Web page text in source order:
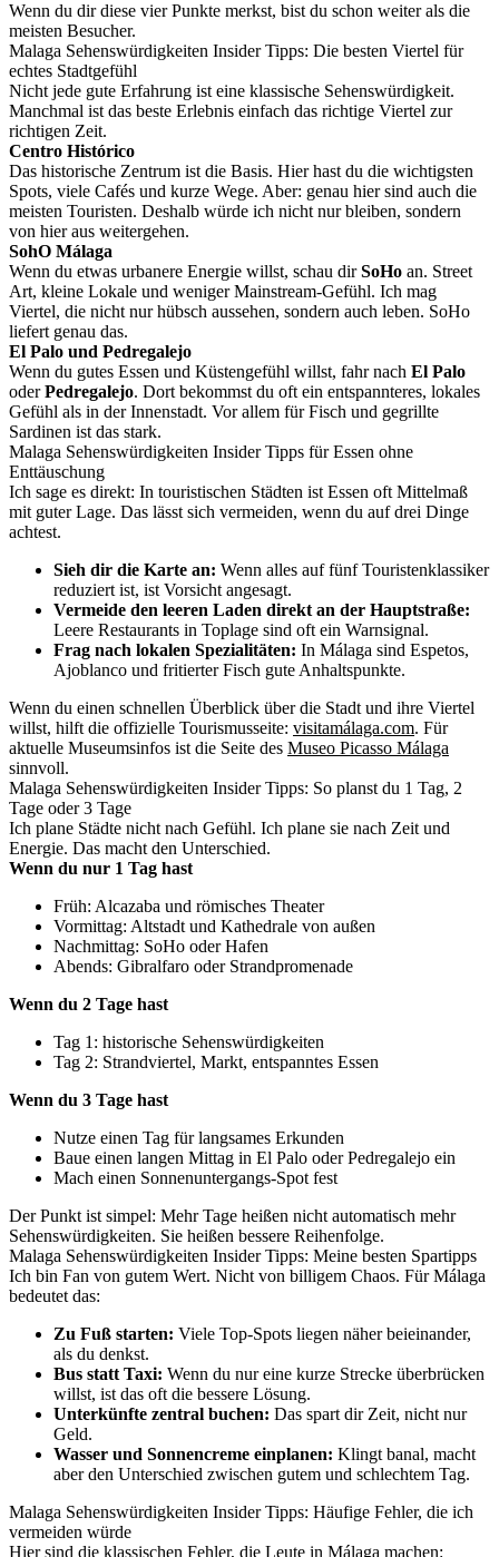
Wenn du dir diese vier Punkte merkst, bist du schon weiter als die
meisten Besucher.
Malaga Sehenswürdigkeiten Insider Tipps: Die besten Viertel für
echtes Stadtgefühl
Nicht jede gute Erfahrung ist eine klassische Sehenswürdigkeit.
Manchmal ist das beste Erlebnis einfach das richtige Viertel zur
richtigen Zeit.
Centro Histórico
Das historische Zentrum ist die Basis. Hier hast du die wichtigsten
Spots, viele Cafés und kurze Wege. Aber: genau hier sind auch die
meisten Touristen. Deshalb würde ich nicht nur bleiben, sondern
von hier aus weitergehen.
SohO Málaga
Wenn du etwas urbanere Energie willst, schau dirSoHo an. Street
Art, kleine Lokale und weniger Mainstream-Gefühl. Ich mag
Viertel, die nicht nur hübsch aussehen, sondern auch leben. SoHo
liefert genau das.
El Palo und Pedregalejo
Wenn du gutes Essen und Küstengefühl willst, fahr nach El Palo
oderPedregalejo. Dort bekommst du oft ein entspannteres, lokales
Gefühl als in der Innenstadt. Vor allem für Fisch und gegrillte
Sardinen ist das stark.
Malaga Sehenswürdigkeiten Insider Tipps für Essen ohne
Enttäuschung
Ich sage es direkt: In touristischen Städten ist Essen oft Mittelmaß
mit guter Lage. Das lässt sich vermeiden, wenn du auf drei Dinge
achtest.
Sieh dir die Karte an: Wenn alles auf fünf Touristenklassiker
reduziert ist, ist Vorsicht angesagt.
Vermeide den leeren Laden direkt an der Hauptstraße:
Leere Restaurants in Toplage sind oft ein Warnsignal.
Frag nach lokalen Spezialitäten: In Málaga sind Espetos,
Ajoblanco und fritierter Fisch gute Anhaltspunkte.
Wenn du einen schnellen Überblick über die Stadt und ihre Viertel
willst, hilft die offizielle Tourismusseite: visitamálaga.com. Für
aktuelle Museumsinfos ist die Seite des Museo Picasso Málaga
sinnvoll.
Malaga Sehenswürdigkeiten Insider Tipps: So planst du 1 Tag, 2
Tage oder 3 Tage
Ich plane Städte nicht nach Gefühl. Ich plane sie nach Zeit und
Energie. Das macht den Unterschied.
Wenn du nur 1 Tag hast
Früh: Alcazaba und römisches Theater
Vormittag: Altstadt und Kathedrale von außen
Nachmittag: SoHo oder Hafen
Abends: Gibralfaro oder Strandpromenade
Wenn du 2 Tage hast
Tag 1: historische Sehenswürdigkeiten
Tag 2: Strandviertel, Markt, entspanntes Essen
Wenn du 3 Tage hast
Nutze einen Tag für langsames Erkunden
Baue einen langen Mittag in El Palo oder Pedregalejo ein
Mach einen Sonnenuntergangs-Spot fest
Der Punkt ist simpel: Mehr Tage heißen nicht automatisch mehr
Sehenswürdigkeiten. Sie heißen bessere Reihenfolge.
Malaga Sehenswürdigkeiten Insider Tipps: Meine besten Spartipps
Ich bin Fan von gutem Wert. Nicht von billigem Chaos. Für Málaga
bedeutet das:
Zu Fuß starten: Viele Top-Spots liegen näher beieinander,
als du denkst.
Bus statt Taxi: Wenn du nur eine kurze Strecke überbrücken
willst, ist das oft die bessere Lösung.
Unterkünfte zentral buchen: Das spart dir Zeit, nicht nur
Geld.
Wasser und Sonnencreme einplanen: Klingt banal, macht
aber den Unterschied zwischen gutem und schlechtem Tag.
Malaga Sehenswürdigkeiten Insider Tipps: Häufige Fehler, die ich
vermeiden würde
Hier sind die klassischen Fehler, die Leute in Málaga machen: